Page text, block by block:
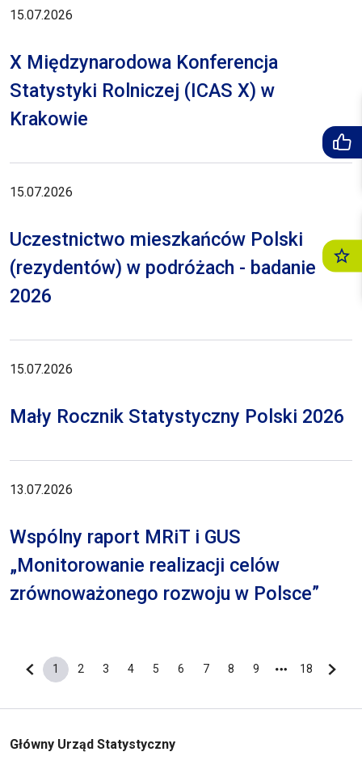
15.07.2026
X Międzynarodowa Konferencja
Statystyki Rolniczej (ICAS X) w
Krakowie
15.07.2026
Uczestnictwo mieszkańców Polski
(rezydentów) w podróżach - badanie
2026
15.07.2026
Mały Rocznik Statystyczny Polski 2026
13.07.2026
Wspólny raport MRiT i GUS
„Monitorowanie realizacji celów
zrównoważonego rozwoju w Polsce”
Poprzednia strona
Bieżąca strona
1
Strona
2
Strona
3
Strona
4
Strona
5
Strona
6
Strona
7
Strona
8
Strona
9
Ostatnia
18
Główny Urząd Statystyczny